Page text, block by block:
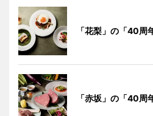
「花梨」の「40周
「赤坂」の「40周